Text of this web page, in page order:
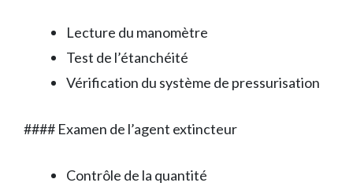
Lecture du manomètre
Test de l’étanchéité
Vérification du système de pressurisation
#### Examen de l’agent extincteur
Contrôle de la quantité